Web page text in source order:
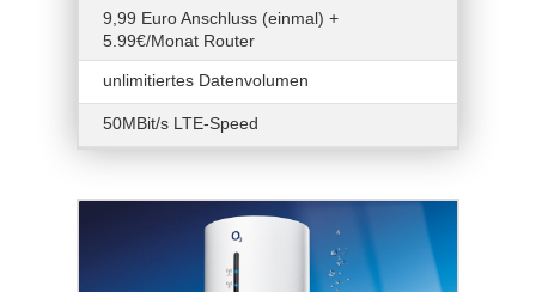
9,99 Euro Anschluss (einmal) +
5.99€/Monat Router
unlimitiertes Datenvolumen
50MBit/s LTE-Speed